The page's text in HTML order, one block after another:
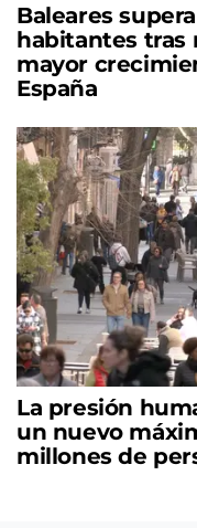
Baleares
habitantes tras
mayor
España
La presión
un nuevo
millones de